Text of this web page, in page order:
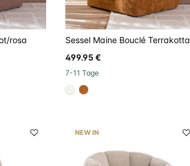
rosa
Sessel Maine Bouclé Terrakotta
499.95 €
7-11 Tage
#f5f3ef#b06023
NEW IN